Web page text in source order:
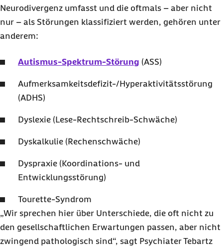
Neurodivergenz umfasst und die oftmals – aber nicht
nur – als Störungen klassifiziert werden, gehören unter
anderem:
Autismus-Spektrum-Störung (ASS)
Aufmerksamkeitsdefizit-/Hyperaktivitätsstörung
(ADHS)
Dyslexie (Lese-Rechtschreib-Schwäche)
Dyskalkulie (Rechenschwäche)
Dyspraxie (Koordinations- und
Entwicklungsstörung)
Tourette-Syndrom
„Wir sprechen hier über Unterschiede, die oft nicht zu
den gesellschaftlichen Erwartungen passen, aber nicht
zwingend pathologisch sind“, sagt Psychiater Tebartz